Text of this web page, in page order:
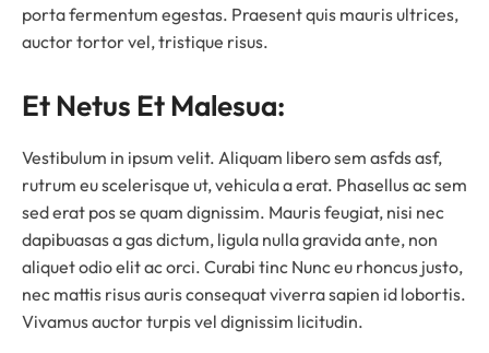
porta fermentum egestas. Praesent quis mauris ultrices,
auctor tortor vel, tristique risus.
Et Netus Et Malesua:
Vestibulum in ipsum velit. Aliquam libero sem asfds asf,
rutrum eu scelerisque ut, vehicula a erat. Phasellus ac sem
sed erat pos se quam dignissim. Mauris feugiat, nisi nec
dapibuasas a gas dictum, ligula nulla gravida ante, non
aliquet odio elit ac orci. Curabi tinc Nunc eu rhoncus justo,
nec mattis risus auris consequat viverra sapien id lobortis.
Vivamus auctor turpis vel dignissim licitudin.